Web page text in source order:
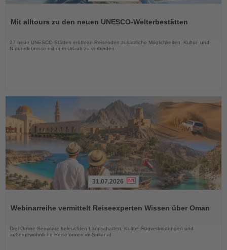
dieMit alltours zu den neuen UNESCO-Welterbestätten
27 neue UNESCO-Stätten eröffnen Reisenden zusätzliche Möglichkeiten, Kultur- und
Naturerlebnisse mit dem Urlaub zu verbinden
die
31.07.2026
Webinarreihe vermittelt Reiseexperten Wissen über Oman
Drei Online-Seminare beleuchten Landschaften, Kultur, Flugverbindungen und
außergewöhnliche Reiseformen im Sultanat